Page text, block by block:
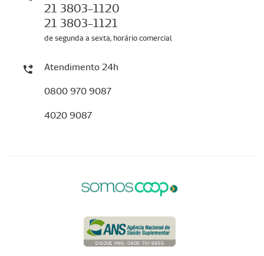
21 3803-1120
21 3803-1121
de segunda a sexta, horário comercial
Atendimento 24h
0800 970 9087
4020 9087